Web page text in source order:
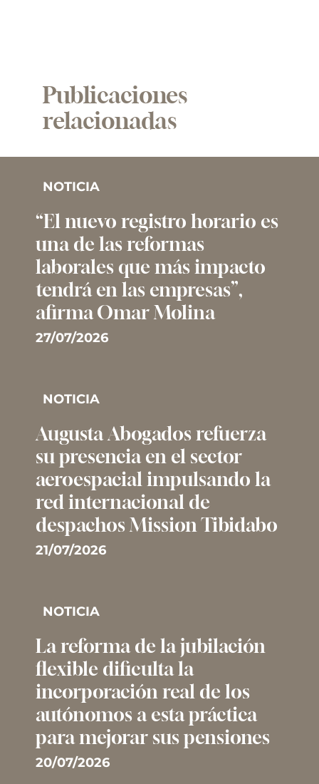
Publicaciones
relacionadas
NOTICIA
“El nuevo registro horario es
una de las reformas
laborales que más impacto
tendrá en las empresas”,
afirma Omar Molina
27/07/2026
NOTICIA
Augusta Abogados refuerza
su presencia en el sector
aeroespacial impulsando la
red internacional de
despachos Mission Tibidabo
21/07/2026
NOTICIA
La reforma de la jubilación
flexible dificulta la
incorporación real de los
autónomos a esta práctica
para mejorar sus pensiones
20/07/2026